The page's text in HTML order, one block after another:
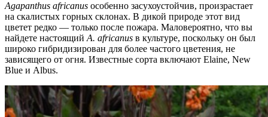
Agapanthus africanus особенно засухоустойчив, произрастает
на скалистых горных склонах. В дикой природе этот вид
цветет редко — только после пожара. Маловероятно, что вы
найдете настоящий A. africanus в культуре, поскольку он был
широко гибридизирован для более частого цветения, не
зависящего от огня. Известные сорта включают Elaine, New
Blue и Albus.